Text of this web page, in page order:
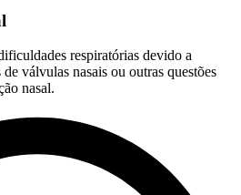
respiratórias devido a
válvulas nasais ou outras questões
nasal.